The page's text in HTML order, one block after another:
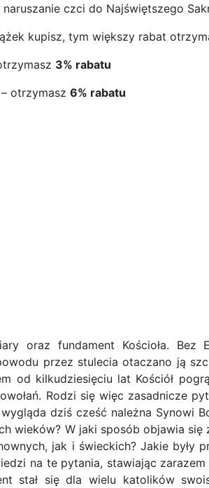
czci do Najświętszego
kupisz, tym większy rabat
3% rabatu
– otrzymasz 6% rabatu
oraz fundament Kościoła. Bez
przez stulecia otaczano ją
kilkudziesięciu lat Kościół
Rodzi się więc zasadnicze
dziś cześć należna Synowi
wieków? W jaki sposób objawia się
jak i świeckich? Jakie były
na te pytania, stawiając
stał się dla wielu katolików